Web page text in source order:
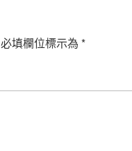
必填欄位標示為 *